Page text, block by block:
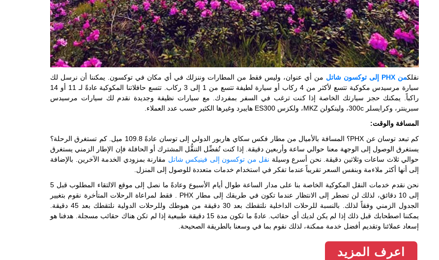
نقلكمن PHX إلى توكسون شاتل
من أي عنوان، وليس فقط من المطارات وننزلك في أي مكان في توكسون. يمكننا أن نرسل لك
سيارة مرسيدس مكوكية تتسع لأكثر من 4 ركاب أو سيارة لطيفة تتسع من 1 إلى 3 ركاب. تتسع حافلاتنا المكوكية عادةً لـ 11 أو 14
راكباً. يمكنك حجز سيارتك الخاصة إذا كنت ترغب في السفر بمفردك. مع سيارات نظيفة وجديدة نقدم لك سيارات مرسيدس
سبرينتر، وكرايسلر 300c، ولينكولن MKZ، ولكزس ES300 هايبرد وغيرها الكثير حسب عدد العملاء.
المسافة والوقت:
كم تبعد توسان عن PHX؟ المسافة بالأميال من مطار فكس سكاي هاربور الدولي إلى توسان عادةً 109.8 ميل. كم تستغرق الرحلة؟
يستغرق الوصول إلى الوجهة معنا حوالي ساعة وأربعين دقيقة. إذا كنت تُفضِّل التنقُّل المشترك أو الحافلة فإن الإطار الزمني يستغرق
حوالي ثلاث ساعات وثلاثين دقيقة. نحن أسرع وسيلة نقل من توكسون إلى فينيكس شاتل مقارنة بمزودي الخدمة الآخرين. بالإضافة
إلى أنها أكثر ملاءمة وبنفس السعر تقريباً عندما تفكر في استخدام خدمات متعددة للوصول إلى المنزل.
نحن نقدم خدمات النقل المكوكية الخاصة بنا على مدار الساعة طوال أيام الأسبوع وعادةً ما نصل إلى موقع الالتقاء المطلوب قبل 5
إلى 10 دقائق، لذلك لن تضطر إلى الانتظار عندما تكون في طريقك إلى مطار PHX . فقط لمراعاة الرحلات المتأخرة نقوم بتغيير
الجدول الزمني وفقاً لذلك. بالنسبة للرحلات الداخلية نلتقطك بعد 30 دقيقة من هبوطك وللرحلات الدولية نلتقطك بعد 45 دقيقة.
يمكننا اصطحابك قبل ذلك إذا لم يكن لديك أي حقائب. عادةً ما تكون مدة 15 دقيقة طبيعية إذا لم تكن هناك حقائب مسجلة. هدفنا هو
إسعاد عملائنا وتقديم أفضل خدمة ممكنة، لذلك نقوم بما في وسعنا بالطريقة الصحيحة.
اعرف المزيد